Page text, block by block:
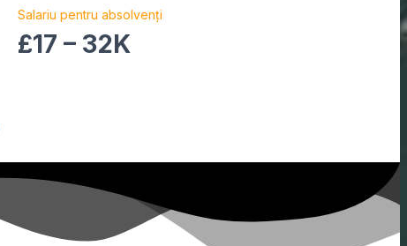
Salariu pentru absolvenți
£17 – 32K